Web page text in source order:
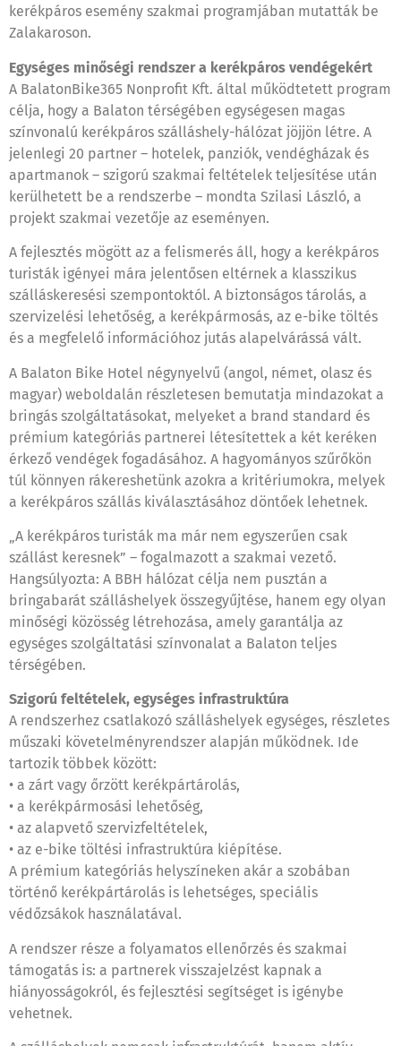
kerékpáros esemény szakmai programjában mutatták be
Zalakaroson.
Egységes minőségi rendszer a kerékpáros vendégekért
A BalatonBike365 Nonprofit Kft. által működtetett program
célja, hogy a Balaton térségében egységesen magas
színvonalú kerékpáros szálláshely-hálózat jöjjön létre. A
jelenlegi 20 partner – hotelek, panziók, vendégházak és
apartmanok – szigorú szakmai feltételek teljesítése után
kerülhetett be a rendszerbe – mondta Szilasi László, a
projekt szakmai vezetője az eseményen.
A fejlesztés mögött az a felismerés áll, hogy a kerékpáros
turisták igényei mára jelentősen eltérnek a klasszikus
szálláskeresési szempontoktól. A biztonságos tárolás, a
szervizelési lehetőség, a kerékpármosás, az e-bike töltés
és a megfelelő információhoz jutás alapelvárássá vált.
A Balaton Bike Hotel négynyelvű (angol, német, olasz és
magyar) weboldalán részletesen bemutatja mindazokat a
bringás szolgáltatásokat, melyeket a brand standard és
prémium kategóriás partnerei létesítettek a két keréken
érkező vendégek fogadásához. A hagyományos szűrőkön
túl könnyen rákereshetünk azokra a kritériumokra, melyek
a kerékpáros szállás kiválasztásához döntőek lehetnek.
„A kerékpáros turisták ma már nem egyszerűen csak
szállást keresnek” – fogalmazott a szakmai vezető.
Hangsúlyozta: A BBH hálózat célja nem pusztán a
bringabarát szálláshelyek összegyűjtése, hanem egy olyan
minőségi közösség létrehozása, amely garantálja az
egységes szolgáltatási színvonalat a Balaton teljes
térségében.
Szigorú feltételek, egységes infrastruktúra
A rendszerhez csatlakozó szálláshelyek egységes, részletes
műszaki követelményrendszer alapján működnek. Ide
tartozik többek között:
• a zárt vagy őrzött kerékpártárolás,
• a kerékpármosási lehetőség,
• az alapvető szervizfeltételek,
• az e-bike töltési infrastruktúra kiépítése.
A prémium kategóriás helyszíneken akár a szobában
történő kerékpártárolás is lehetséges, speciális
védőzsákok használatával.
A rendszer része a folyamatos ellenőrzés és szakmai
támogatás is: a partnerek visszajelzést kapnak a
hiányosságokról, és fejlesztési segítséget is igénybe
vehetnek.